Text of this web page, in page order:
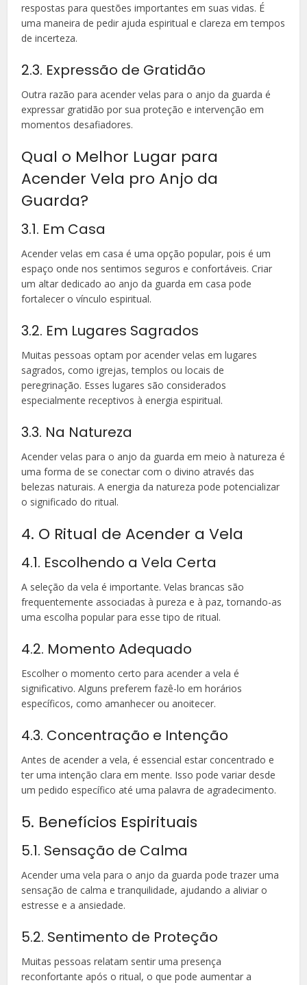
respostas para questões importantes em suas vidas. É
uma maneira de pedir ajuda espiritual e clareza em tempos
de incerteza.
2.3. Expressão de Gratidão
Outra razão para acender velas para o anjo da guarda é
expressar gratidão por sua proteção e intervenção em
momentos desafiadores.
Qual o Melhor Lugar para
Acender Vela pro Anjo da
Guarda?
3.1. Em Casa
Acender velas em casa é uma opção popular, pois é um
espaço onde nos sentimos seguros e confortáveis. Criar
um altar dedicado ao anjo da guarda em casa pode
fortalecer o vínculo espiritual.
3.2. Em Lugares Sagrados
Muitas pessoas optam por acender velas em lugares
sagrados, como igrejas, templos ou locais de
peregrinação. Esses lugares são considerados
especialmente receptivos à energia espiritual.
3.3. Na Natureza
Acender velas para o anjo da guarda em meio à natureza é
uma forma de se conectar com o divino através das
belezas naturais. A energia da natureza pode potencializar
o significado do ritual.
4. O Ritual de Acender a Vela
4.1. Escolhendo a Vela Certa
A seleção da vela é importante. Velas brancas são
frequentemente associadas à pureza e à paz, tornando-as
uma escolha popular para esse tipo de ritual.
4.2. Momento Adequado
Escolher o momento certo para acender a vela é
significativo. Alguns preferem fazê-lo em horários
específicos, como amanhecer ou anoitecer.
4.3. Concentração e Intenção
Antes de acender a vela, é essencial estar concentrado e
ter uma intenção clara em mente. Isso pode variar desde
um pedido específico até uma palavra de agradecimento.
5. Benefícios Espirituais
5.1. Sensação de Calma
Acender uma vela para o anjo da guarda pode trazer uma
sensação de calma e tranquilidade, ajudando a aliviar o
estresse e a ansiedade.
5.2. Sentimento de Proteção
Muitas pessoas relatam sentir uma presença
reconfortante após o ritual, o que pode aumentar a